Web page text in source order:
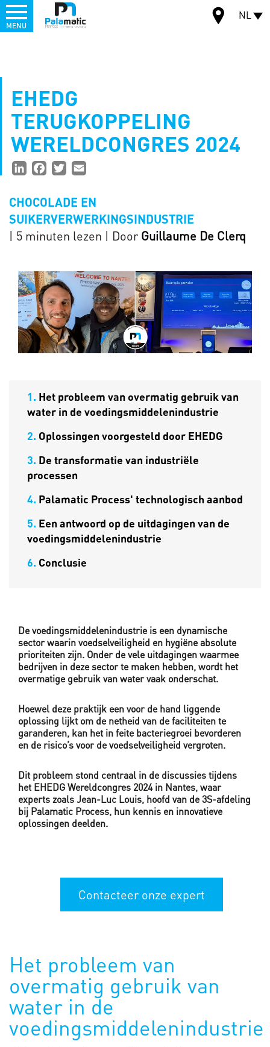
de
inhoud
gaan
Menu NL
MENU
EHEDG
TERUGKOPPELING
WERELDCONGRES 2024
Partager
page
LinkedInFacebook
Twitter
CHOCOLADE EN
SUIKERVERWERKINGSINDUSTRIE
| 5 minuten lezen | Door Guillaume De Clerq
1. Het probleem van overmatig gebruik van
water in de voedingsmiddelenindustrie
2. Oplossingen voorgesteld door EHEDG
3. De transformatie van industriële
processen
4. Palamatic Process' technologisch aanbod
5. Een antwoord op de uitdagingen van de
voedingsmiddelenindustrie
6. Conclusie
De voedingsmiddelenindustrie is een dynamische
sector waarin voedselveiligheid en hygiëne absolute
prioriteiten zijn. Onder de vele uitdagingen waarmee
bedrijven in deze sector te maken hebben, wordt het
overmatige gebruik van water vaak onderschat.
Hoewel deze praktijk een voor de hand liggende
oplossing lijkt om de netheid van de faciliteiten te
garanderen, kan het in feite bacteriegroei bevorderen
en de risico’s voor de voedselveiligheid vergroten.
Dit probleem stond centraal in de discussies tijdens
het EHEDG Wereldcongres 2024 in Nantes, waar
experts zoals Jean-Luc Louis, hoofd van de 3S-afdeling
bij Palamatic Process, hun kennis en innovatieve
oplossingen deelden.
Contacteer onze expert
Het probleem van
overmatig gebruik van
water in de
voedingsmiddelenindustrie